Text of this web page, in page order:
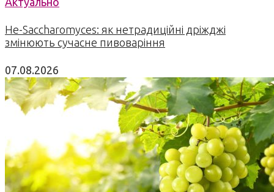
Не-Saccharomyces: як нетрадиційні дріжджі
змінюють сучасне пивоваріння
07.08.2026